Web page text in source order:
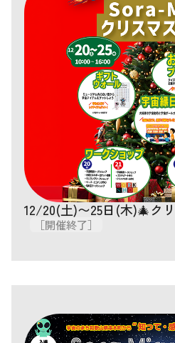
12/20(土)〜25日(木)🎄ク
［開催終了］